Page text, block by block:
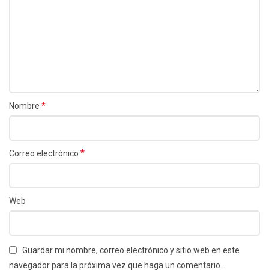
Nombre *
Correo electrónico *
Web
Guardar mi nombre, correo electrónico y sitio web en este
navegador para la próxima vez que haga un comentario.